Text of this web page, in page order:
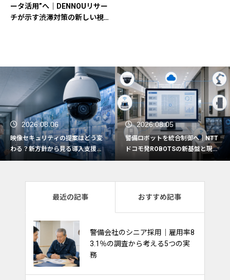
ータ活用”へ｜DENNOUリサー
チが示す渋滞対策の新しい視
2026.08.05
警備ロボットを統合制御へ｜NTT
ドコモ発ROBOTSの新基盤と現場
活用の5つの観点
2026.08.04
なぜ今、警備会社で制服の見直し
を検討したいのか｜夏服見直しで
押さえたい実務ポイント
最近の記事 おすすめ記事
警備会社のシニア採用｜雇用率8
3.1％の調査から考える5つの実
務
熱中症対策は“一律支給”から“現
場に合わせて選ぶ”時代へ｜最新
動向から見る警備会社の備え